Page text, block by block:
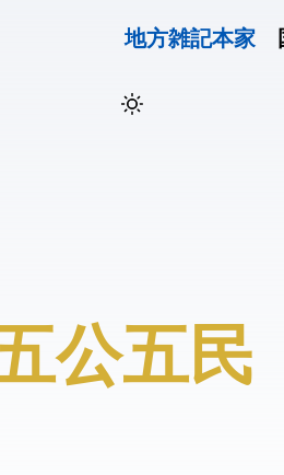
地方雑記(本家)
五公五民